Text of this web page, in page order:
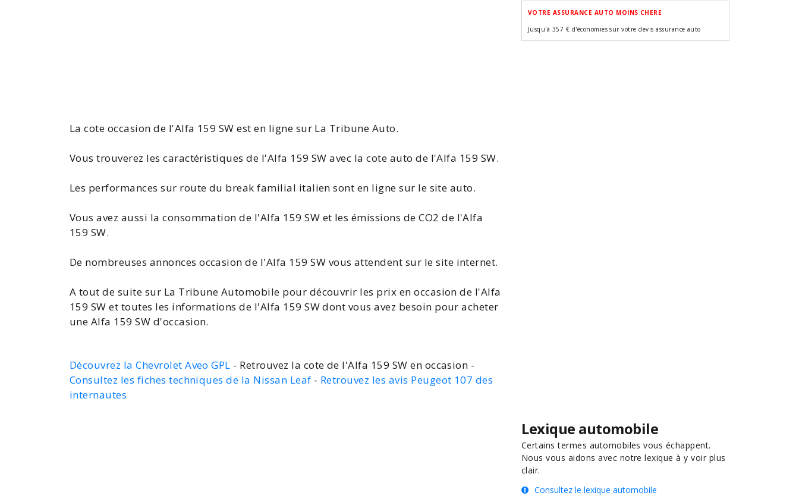
Lacote occasion de l'Alfa 159 SW est en ligne sur La Tribune Auto.
Vous trouverez lescaractéristiques de l'Alfa 159 SW avec lacote auto de l'Alfa 159 SW.
Les performances sur route du break familial italien sont en ligne sur le site auto.
Vous avez aussi laconsommation de l'Alfa 159 SW et les émissions deCO2 de l'Alfa
159 SW.
De nombreuses annonces occasion de l'Alfa 159 SW vous attendent sur le site internet.
A tout de suite sur La Tribune Automobile pour découvrir les prix en occasion de l'Alfa
159 SW et toutes les informations de l'Alfa 159 SW dont vous avez besoin pouracheter
une Alfa 159 SW d'occasion.
Découvrez la Chevrolet Aveo GPL - Retrouvez la cote de l'Alfa 159 SW en occasion -
Consultez les fiches techniques de la Nissan Leaf - Retrouvez les avis Peugeot 107 des
internautes
VOTRE ASSURANCE AUTO MOINS CHERE
Jusqu'à 357 € d'économies sur votre devis assurance auto
Lexique automobile
Certains termes automobiles vous échappent.
Nous vous aidons avec notre lexique à y voir plus
clair.
Consultez le lexique automobile